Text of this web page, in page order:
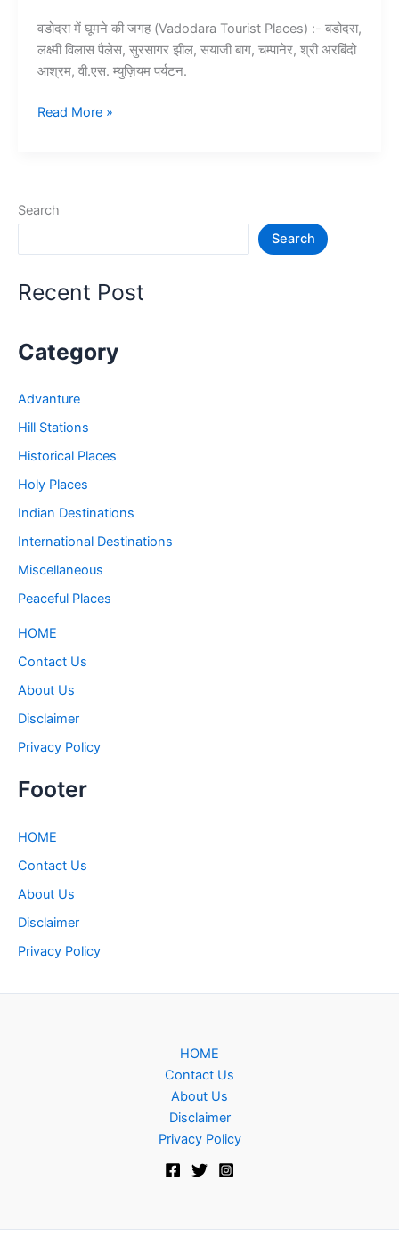
वडोदरा में घूमने की जगह (Vadodara Tourist Places) :- बडोदरा,
लक्ष्मी विलास पैलेस, सुरसागर झील, सयाजी बाग, चम्पानेर, श्री अरबिंदो
आश्रम, वी.एस. म्युज़ियम पर्यटन.
10+
जगह
Places
Read More »
Search
Search
Recent Post
Category
Advanture
Hill Stations
Historical Places
Holy Places
Indian Destinations
International Destinations
Miscellaneous
Peaceful Places
HOME
Contact Us
About Us
Disclaimer
Privacy Policy
Footer
HOME
Contact Us
About Us
Disclaimer
Privacy Policy
HOME
Contact Us
About Us
Disclaimer
Privacy Policy